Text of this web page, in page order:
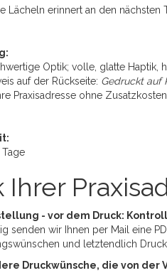
Lächeln erinnert an den nächsten
Optik; volle, glatte Haptik,
auf der Rückseite: Gedruckt auf
Praxisadresse ohne Zusatzkosten.
Ihrer
- vor dem Druck:
senden wir Ihnen per Mail eine
und letztendlich
Druckwünsche, die von der